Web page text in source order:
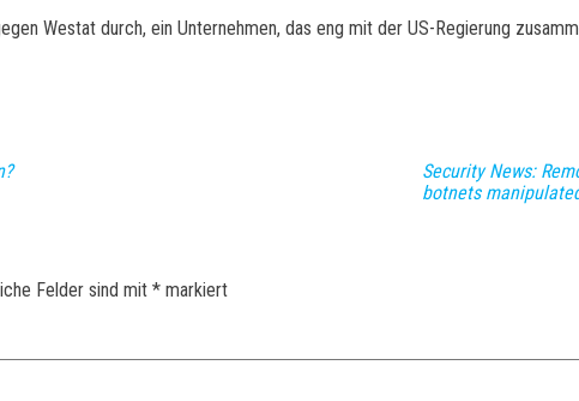
Westat durch, ein Unternehmen, das eng mit der US-Regierung
Security News:
botnets
Felder sind mit * markiert